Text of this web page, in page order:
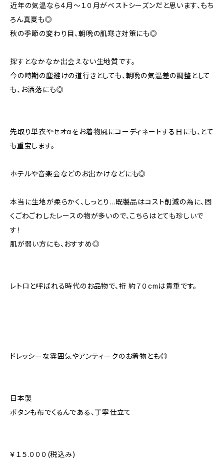
近年の気温なら４月～１０月がベストシーズンだと思います、もち
ろん真夏も◎
秋の季節の変わり目、朝晩の肌寒さ対策にも◎
探すとなかなか出会えない生地質です。
今の時期の塵避けの道行きとしても、朝晩の気温差の調整として
も、お洒落にも◎
先取り単衣やセオαをお着物風にコーディネートする日にも、とて
も重宝します。
ホテルや音楽会などのお出かけなどにも◎
本当に生地が柔らかく、しっとり…既製品はコスト削減の為に、固
くごわごわしたレースの物が多いので、こちらはとても珍しいで
す！
肌が弱い方にも、おすすめ◎
レトロと呼ばれる時代のお品物で、裄 約７０cmは貴重です。
ドレッシーな雰囲気やアンティークのお着物とも◎
日本製
ボタンも布でくるんである、丁寧仕立て
￥１５.０００(税込み)